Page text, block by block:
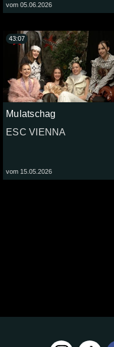
vom 05.06.2026
Mulatschag
ESC VIENNA
vom 15.05.2026
43:07